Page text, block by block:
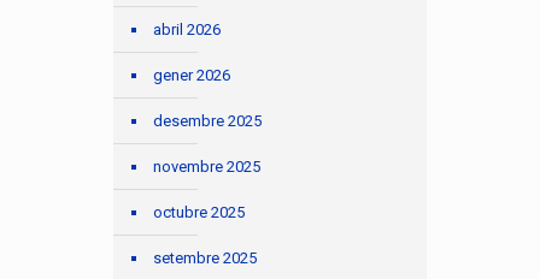
abril 2026
gener 2026
desembre 2025
novembre 2025
octubre 2025
setembre 2025